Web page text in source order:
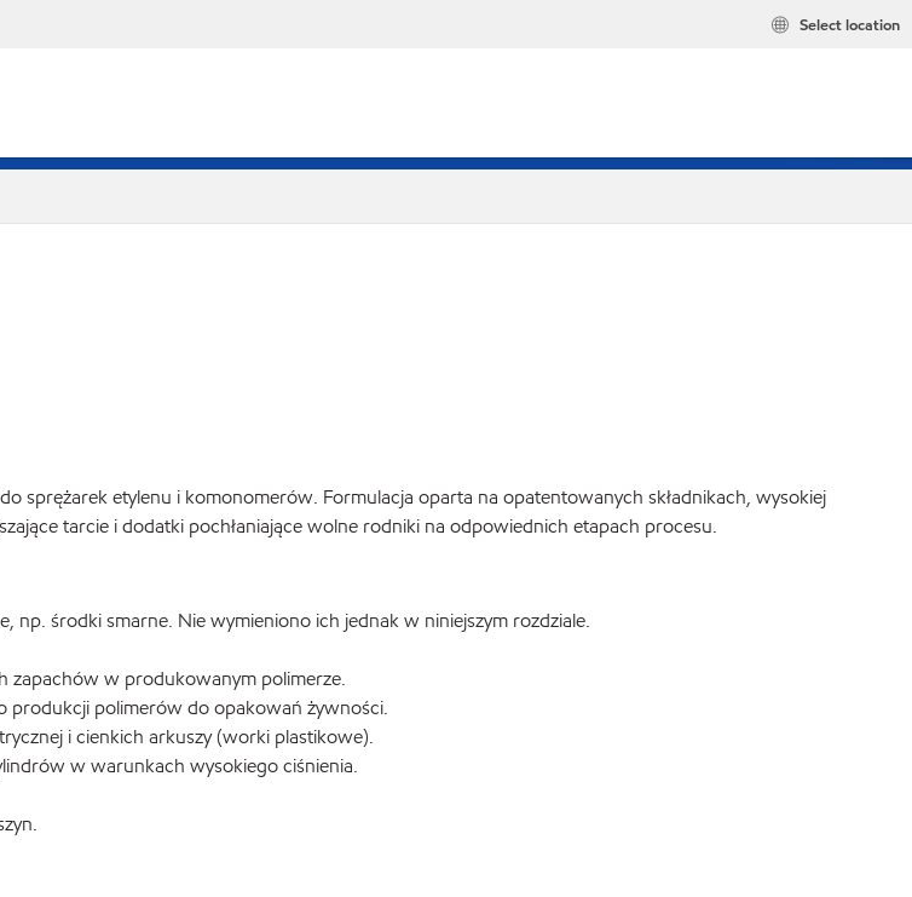
Select location
sprężarek etylenu i komonomerów. Formulacja oparta na opatentowanych składnikach, wysokiej
tarcie i dodatki pochłaniające wolne rodniki na odpowiednich etapach procesu.
środki smarne. Nie wymieniono ich jednak w niniejszym rozdziale.
zapachów w produkowanym polimerze.
produkcji polimerów do opakowań żywności.
i cienkich arkuszy (worki plastikowe).
w warunkach wysokiego ciśnienia.